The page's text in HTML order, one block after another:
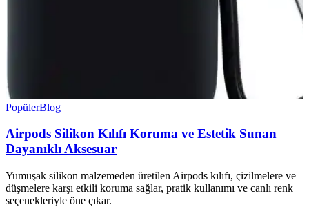
PopülerBlog
Airpods Silikon Kılıfı Koruma ve Estetik Sunan
Dayanıklı Aksesuar
Yumuşak silikon malzemeden üretilen Airpods kılıfı, çizilmelere ve
düşmelere karşı etkili koruma sağlar, pratik kullanımı ve canlı renk
seçenekleriyle öne çıkar.